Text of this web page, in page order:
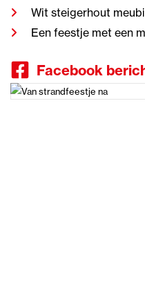
Wit steigerhout
Een feestje met een
Facebook